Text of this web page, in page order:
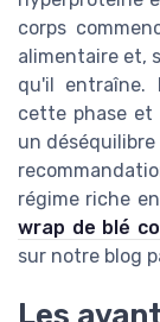
corps
alimentaire et,
qu'il entraîne.
cette phase et
un
régime riche
wrap de blé
sur notre blog